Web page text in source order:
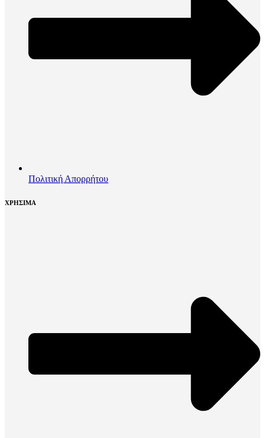
Πολιτική Απορρήτου
ΧΡΗΣΙΜΑ